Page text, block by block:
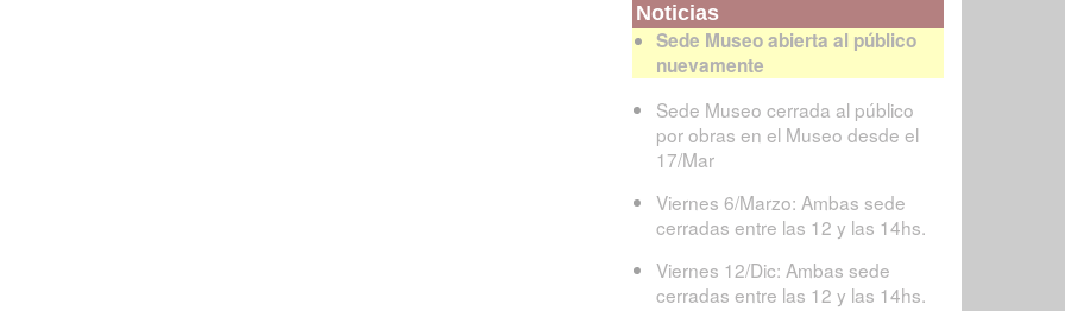
Noticias
Sede Museo abierta al público
nuevamente
Sede Museo cerrada al público
por obras en el Museo desde el
17/Mar
Viernes 6/Marzo: Ambas sede
cerradas entre las 12 y las 14hs.
Viernes 12/Dic: Ambas sede
cerradas entre las 12 y las 14hs.